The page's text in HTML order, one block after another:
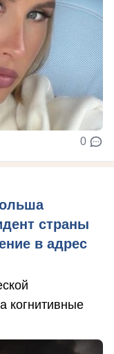
0
страны
в адрес
когнитивные